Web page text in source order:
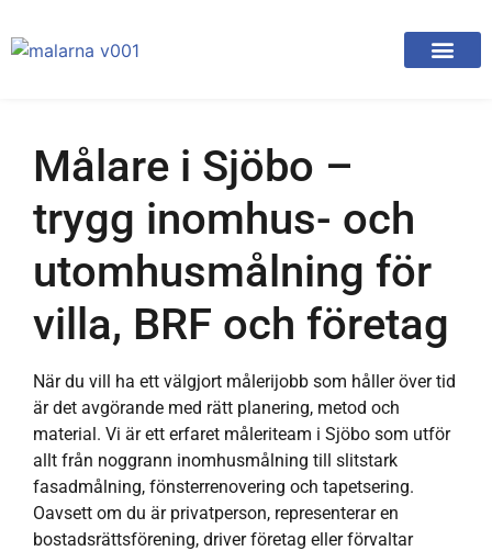
Målare i Sjöbo –
trygg inomhus- och
utomhusmålning för
villa, BRF och företag
När du vill ha ett välgjort målerijobb som håller över tid
är det avgörande med rätt planering, metod och
material. Vi är ett erfaret måleriteam i Sjöbo som utför
allt från noggrann inomhusmålning till slitstark
fasadmålning, fönsterrenovering och tapetsering.
Oavsett om du är privatperson, representerar en
bostadsrättsförening, driver företag eller förvaltar